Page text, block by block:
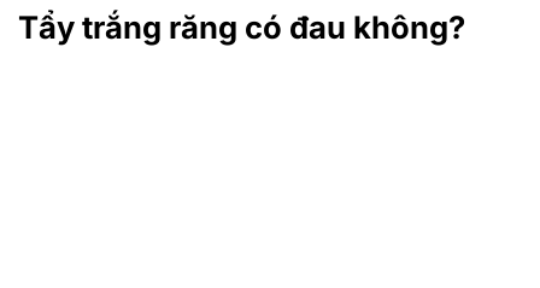
Tẩy trắng răng có đau không?